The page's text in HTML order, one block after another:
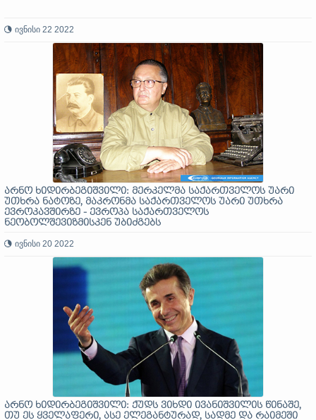
ივნისი 22 2022
არნო ხიდირბეგიშვილი: მერკელმა საქართველოს უარი
უთხრა ნატოზე, მაკრონმა საქართველოს უარი უთხრა
ევროკავშირზე - ევროპა საქართველოს
ნეობოლშევიზმისკენ უბიძგებს
ივნისი 20 2022
არნო ხიდირბეგიშვილი: ქუდს ვიხდი ივანიშვილის წინაშე,
თუ ეს ყველაფერი, ასე ელეგანტურად, სადმე და რაიმეში